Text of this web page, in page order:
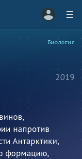
Биология
напротив
Антарктики,
формацию,
2019